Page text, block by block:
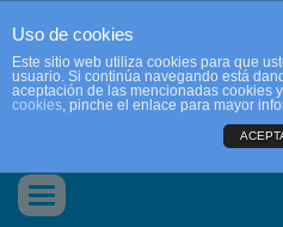
Conmutar
navegación
Uso de cookies
Este sitio web utiliza cookies para que
usuario. Si continúa navegando está
aceptación de las mencionadas cookies
cookies, pinche el enlace para mayor